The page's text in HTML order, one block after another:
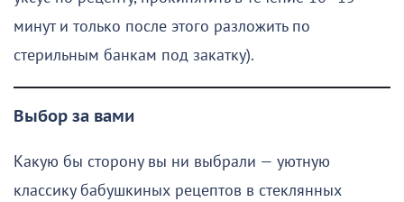
минут и только после этого разложить по
стерильным банкам под закатку).
Выбор за вами
Какую бы сторону вы ни выбрали — уютную
классику бабушкиных рецептов в стеклянных